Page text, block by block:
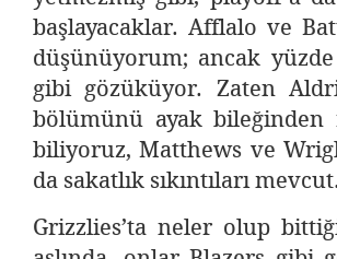
başlayacaklar. Afflalo ve
düşünüyorum; ancak
gibi gözüküyor. Zaten
bölümünü ayak bileğinden
biliyoruz, Matthews ve
da sakatlık sıkıntıları
Grizzlies’ta neler olup